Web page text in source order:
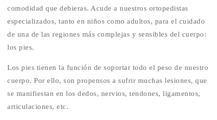
comodidad que debieras. Acude a nuestros ortopedistas
especializados, tanto en niños como adultos, para el cuidado
de una de las regiones más complejas y sensibles del cuerpo:
los pies.
Los pies tienen la función de soportar todo el peso de nuestro
cuerpo. Por ello, son propensos a sufrir muchas lesiones, que
se manifiestan en los dedos, nervios, tendones, ligamentos,
articulaciones, etc.